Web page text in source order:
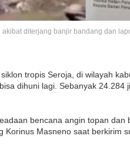
akibat diterjang banjir bandang dan
tropis Seroja, di wilayah
dihuni lagi. Sebanyak 24.284
bencana angin topan
Korinus Masneno saat berkirim